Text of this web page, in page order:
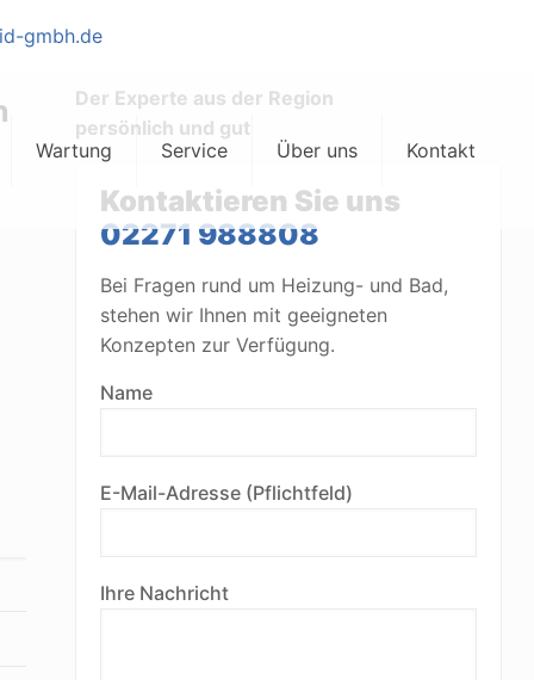
gmbh.de
Wartung Service Über uns Kontakt
Der Experte aus der Region
persönlich und gut
Kontaktieren Sie uns
02271 988808
Bei Fragen rund um Heizung- und Bad,
stehen wir Ihnen mit geeigneten
Konzepten zur Verfügung.
Name
E-Mail-Adresse (Pflichtfeld)
Ihre Nachricht